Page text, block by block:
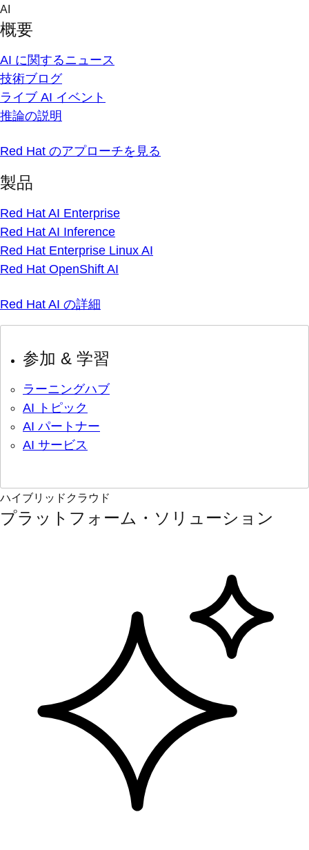
Skip
content
AI
概要
AI に関するニュース
技術ブログ
ライブ AI イベント
推論の説明
Red Hat のアプローチを見る
製品
Red Hat AI Enterprise
Red Hat AI Inference
Red Hat Enterprise Linux AI
Red Hat OpenShift AI
Red Hat AI の詳細
参加 & 学習
ラーニングハブ
AI トピック
AI パートナー
AI サービス
ハイブリッドクラウド
プラットフォーム・ソリューション